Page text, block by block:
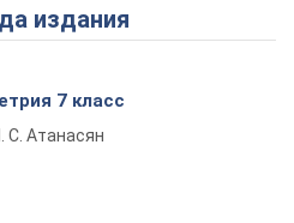
Play Video
издания
7 класс
С. Атанасян